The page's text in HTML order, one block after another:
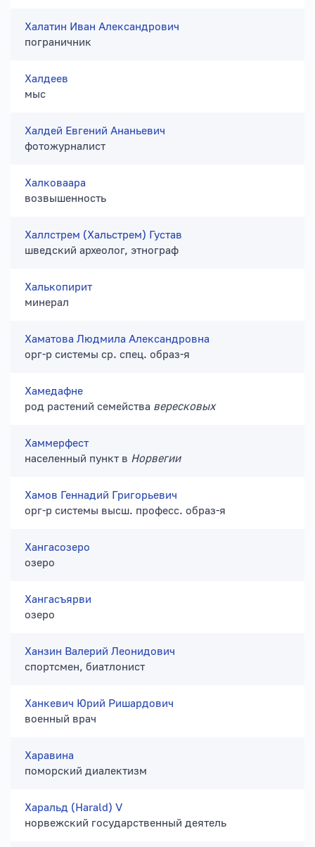
Халатин Иван Александрович
пограничник
Халдеев
мыс
Халдей Евгений Ананьевич
фотожурналист
Халковаара
возвышенность
Халлстрем (Хальстрем) Густав
шведский археолог, этнограф
Халькопирит
минерал
Хаматова Людмила Александровна
орг-р системы ср. спец. образ-я
Хамедафне
род растений семейства вересковых
Хаммерфест
населенный пункт в Норвегии
Хамов Геннадий Григорьевич
орг-р системы высш. професс. образ-я
Хангасозеро
озеро
Хангасъярви
озеро
Ханзин Валерий Леонидович
спортсмен, биатлонист
Ханкевич Юрий Ришардович
военный врач
Харавина
поморский диалектизм
Харальд (Harald) V
норвежский государственный деятель